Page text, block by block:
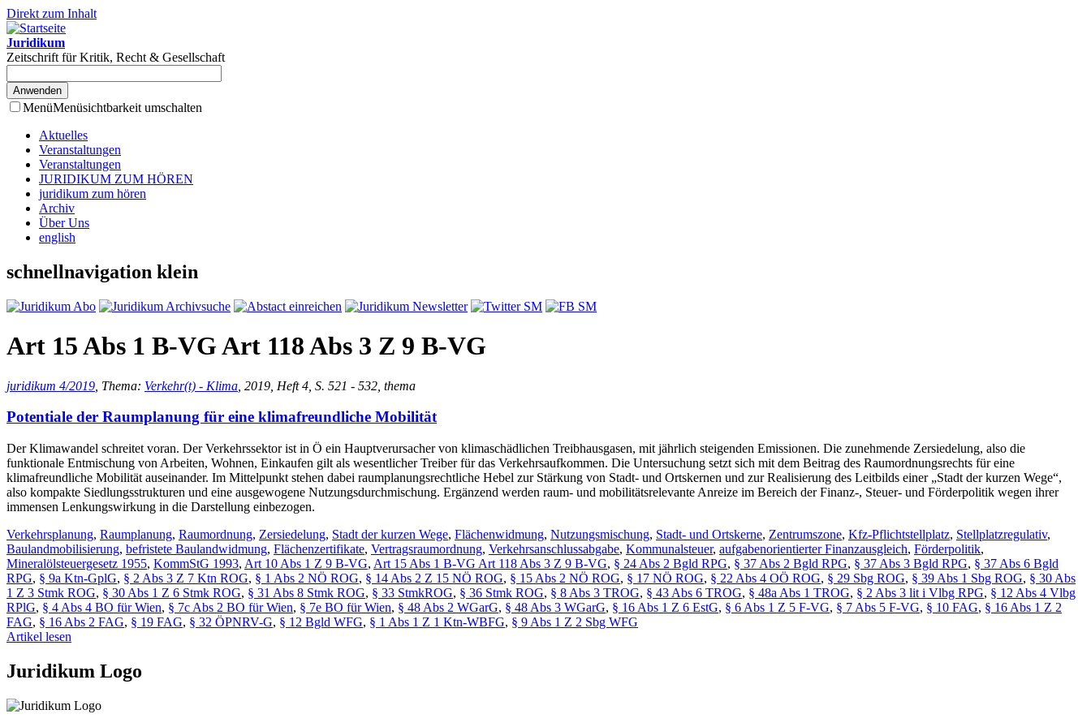
Direkt zum Inhalt
Juridikum
Zeitschrift für Kritik, Recht & Gesellschaft
MenüMenüsichtbarkeit umschalten
Aktuelles
Veranstaltungen
Veranstaltungen
JURIDIKUM ZUM HÖREN
juridikum zum hören
Archiv
Über Uns
english
schnellnavigation klein
Art 15 Abs 1 B-VG Art 118 Abs 3 Z 9 B-VG
juridikum 4/2019 , Thema: Verkehr(t) - Klima , 2019, Heft 4, S. 521 - 532, thema
Potentiale der Raumplanung für eine klimafreundliche Mobilität
Der Klimawandel schreitet voran. Der Verkehrssektor ist in Ö ein Hauptverursacher von klimaschädlichen Treibhausgasen, mit jährlich steigenden Emissionen. Die zunehmende Zersiedelung, also die
funktionale Entmischung von Arbeiten, Wohnen, Einkaufen gilt als wesentlicher Treiber für das Verkehrsaufkommen. Die Untersuchung setzt sich mit dem Beitrag des Raumordnungsrechts für eine
klimafreundliche Mobilität auseinander. Im Mittelpunkt stehen dabei raumplanungsrechtliche Hebel zur Stärkung von Stadt- und Ortskernen und zur Realisierung des Leitbilds einer „Stadt der kurzen Wege“,
also kompakte Siedlungsstrukturen und eine ausgewogene Nutzungsdurchmischung. Ergänzend werden raum- und mobilitätsrelevante Anreize im Bereich der Finanz-, Steuer- und Förderpolitik wegen ihrer
immensen Lenkungswirkung in die Darstellung einbezogen.
Verkehrsplanung, Raumplanung, Raumordnung, Zersiedelung, Stadt der kurzen Wege, Flächenwidmung, Nutzungsmischung, Stadt- und Ortskerne, Zentrumszone, Kfz-Pflichtstellplatz, Stellplatzregulativ,
Baulandmobilisierung, befristete Baulandwidmung, Flächenzertifikate, Vertragsraumordnung, Verkehrsanschlussabgabe, Kommunalsteuer, aufgabenorientierter Finanzausgleich, Förderpolitik,
Mineralölsteuergesetz 1955, KommStG 1993, Art 10 Abs 1 Z 9 B-VG, Art 15 Abs 1 B-VG Art 118 Abs 3 Z 9 B-VG, § 24 Abs 2 Bgld RPG, § 37 Abs 2 Bgld RPG, § 37 Abs 3 Bgld RPG, § 37 Abs 6 Bgld
RPG, § 9a Ktn-GplG, § 2 Abs 3 Z 7 Ktn ROG, § 1 Abs 2 NÖ ROG, § 14 Abs 2 Z 15 NÖ ROG, § 15 Abs 2 NÖ ROG, § 17 NÖ ROG, § 22 Abs 4 OÖ ROG, § 29 Sbg ROG, § 39 Abs 1 Sbg ROG, § 30 Abs
1 Z 3 Stmk ROG, § 30 Abs 1 Z 6 Stmk ROG, § 31 Abs 8 Stmk ROG, § 33 StmkROG, § 36 Stmk ROG, § 8 Abs 3 TROG, § 43 Abs 6 TROG, § 48a Abs 1 TROG, § 2 Abs 3 lit i Vlbg RPG, § 12 Abs 4 Vlbg
RPlG, § 4 Abs 4 BO für Wien, § 7c Abs 2 BO für Wien, § 7e BO für Wien, § 48 Abs 2 WGarG, § 48 Abs 3 WGarG, § 16 Abs 1 Z 6 EstG, § 6 Abs 1 Z 5 F-VG, § 7 Abs 5 F-VG, § 10 FAG, § 16 Abs 1 Z 2
FAG, § 16 Abs 2 FAG, § 19 FAG, § 32 ÖPNRV-G, § 12 Bgld WFG, § 1 Abs 1 Z 1 Ktn-WBFG, § 9 Abs 1 Z 2 Sbg WFG
Artikel lesen
Juridikum Logo